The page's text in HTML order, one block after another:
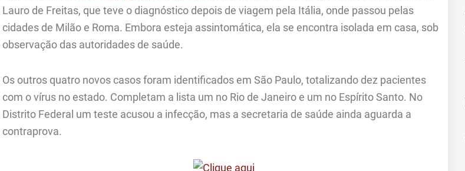
Lauro de Freitas, que teve o diagnóstico depois de viagem pela Itália, onde passou pelas
cidades de Milão e Roma. Embora esteja assintomática, ela se encontra isolada em casa, sob
observação das autoridades de saúde.
Os outros quatro novos casos foram identificados em São Paulo, totalizando dez pacientes
com o vírus no estado. Completam a lista um no Rio de Janeiro e um no Espírito Santo. No
Distrito Federal um teste acusou a infecção, mas a secretaria de saúde ainda aguarda a
contraprova.